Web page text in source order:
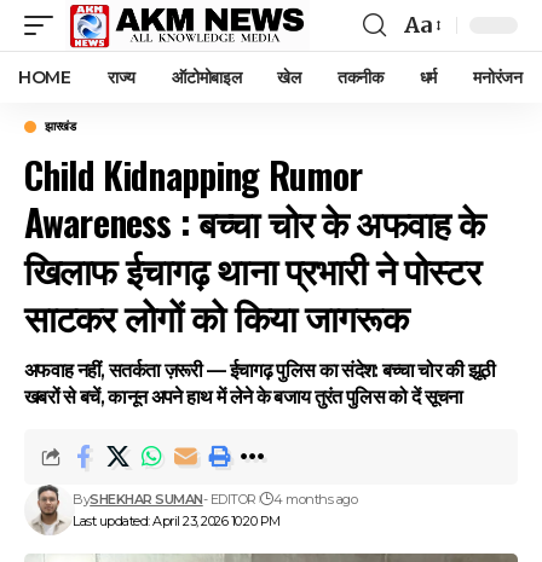
Font
Resizer
Aa
HOME राज्य ऑटोमोबाइल खेल तकनीक धर्म मनोरंजन
झारखंड
Child Kidnapping Rumor
Awareness : बच्चा चोर के अफवाह के
खिलाफ ईचागढ़ थाना प्रभारी ने पोस्टर
साटकर लोगों को किया जागरूक
अफवाह नहीं, सतर्कता ज़रूरी — ईचागढ़ पुलिस का संदेश: बच्चा चोर की झूठी
खबरों से बचें, कानून अपने हाथ में लेने के बजाय तुरंत पुलिस को दें सूचना
Last updated: April 23, 2026 10:20 PM
BySHEKHAR SUMAN- EDITOR 4 months ago